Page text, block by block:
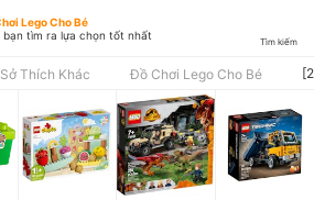
Lego Cho Bé
bạn tìm ra lựa chọn tốt nhất
Tìm kiếm
Sở Thích Khác Đồ Chơi Lego Cho Bé